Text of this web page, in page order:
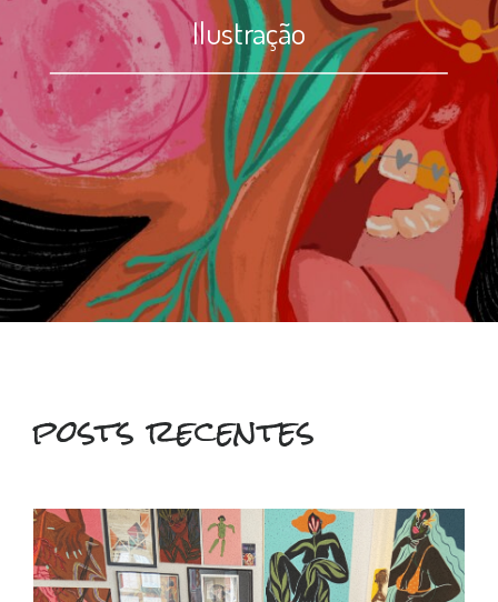
Ilustração
posts recentes